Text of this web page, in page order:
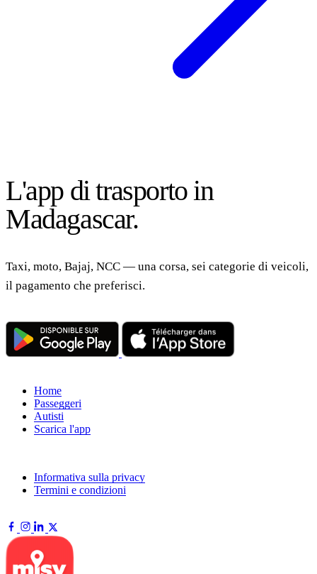
L'app di trasporto in
Madagascar.
Taxi, moto, Bajaj, NCC — una corsa, sei categorie di veicoli,
il pagamento che preferisci.
Home
Passeggeri
Autisti
Scarica l'app
Informativa sulla privacy
Termini e condizioni